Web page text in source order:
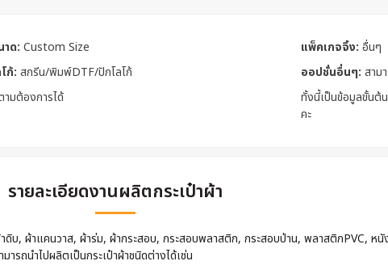
าด: Custom Size
ก้: สกรีน/พิมพ์DTF/ปักโลโก้
ามต้องการได้
แพ็คเกจจิ้ง: อื่นๆ
ออปชั่นอื่นๆ: สาม
ทั้งนี้เป็นข้อมูลขั้นต้น
คะ
รายละเอียดงานผลิตกระเป๋าผ้า
ดิบ, ผ้าแคนวาส, ผ้าร่ม, ผ้ากระสอบ, กระสอบพลาสติก, กระสอบป่าน, พลาสติกPVC, ห
รถนำไปผลิตเป็นกระเป๋าผ้าชนิดต่างได้เช่น